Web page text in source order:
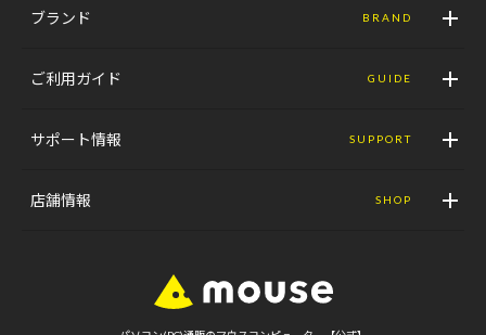
ブランド BRAND
ご利用ガイド GUIDE
サポート情報 SUPPORT
店舗情報 SHOP